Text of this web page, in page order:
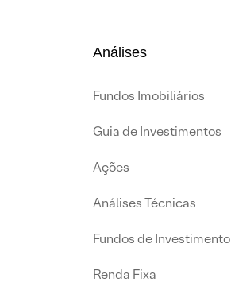
Análises
Fundos Imobiliários
Guia de Investimentos
Ações
Análises Técnicas
Fundos de Investimento
Renda Fixa